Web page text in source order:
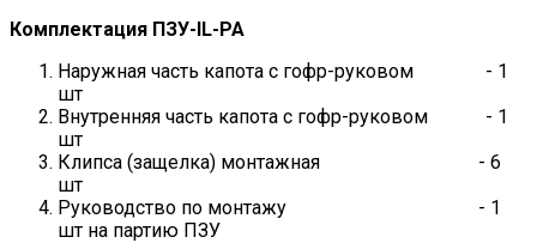
Комплектация ПЗУ-IL-PA
Наружная часть капота с гофр-руковом - 1
шт
Внутренняя часть капота с гофр-руковом - 1
шт
Клипса (защелка) монтажная - 6
шт
Руководство по монтажу - 1
шт на партию ПЗУ